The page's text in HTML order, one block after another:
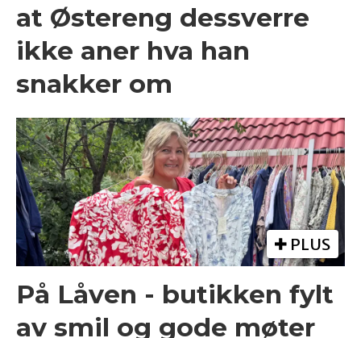
at Østereng dessverre
ikke aner hva han
snakker om
PLUS
På Låven - butikken fylt
av smil og gode møter